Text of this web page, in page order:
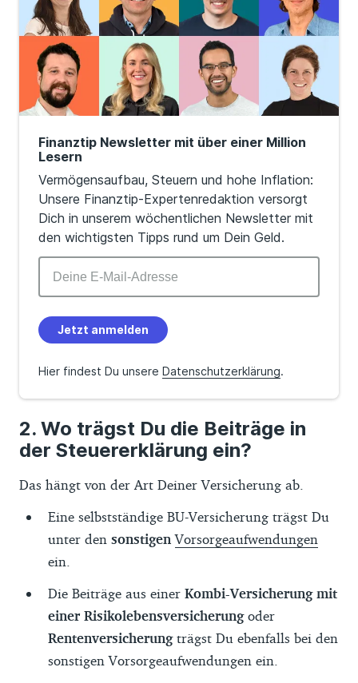
Finanztip Newsletter mit über einer Million
Lesern
Vermögensaufbau, Steuern und hohe Inflation:
Unsere Finanztip-Expertenredaktion versorgt
Dich in unserem wöchentlichen Newsletter mit
den wichtigsten Tipps rund um Dein Geld.
Jetzt anmelden
Hier findest Du unsere Datenschutzerklärung.
Wo trägst Du die Beiträge in
der Steuererklärung ein?
Das hängt von der Art Deiner Versicherung ab.
Eine selbstständige BU-Versicherung trägst Du
unter den sonstigenVorsorgeaufwendungen
ein.
Die Beiträge aus einer Kombi-Versicherung mit
einer Risikolebensversicherungoder
Rentenversicherungträgst Du ebenfalls bei den
sonstigen Vorsorgeaufwendungen ein.